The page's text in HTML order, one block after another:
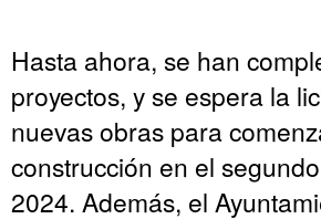
Hasta ahora, se han
proyectos, y se espera la
nuevas obras para
construcción en el
2024. Además, el